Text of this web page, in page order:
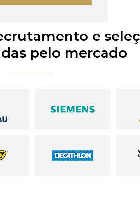
e
pelo mercado